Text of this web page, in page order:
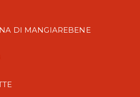
DI MANGIAREBENE